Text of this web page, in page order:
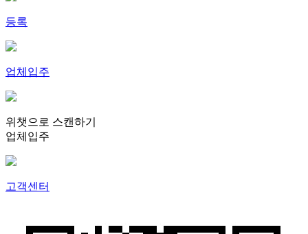
등록
업체입주
위챗으로 스캔하기
업체입주
고객센터